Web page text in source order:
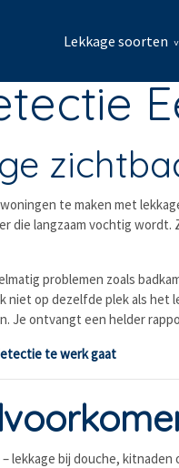
Lekkage soorten
te maken met
die langzaam vochtig
problemen zoals
niet op dezelfde plek als
Je ontvangt een helder
te werk gaat
– lekkage bij douche, kitnaden